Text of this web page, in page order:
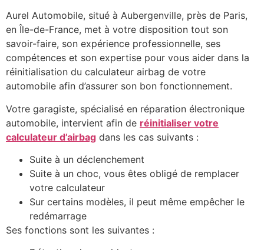
Aurel Automobile, situé à Aubergenville, près de Paris,
en Île-de-France, met à votre disposition tout son
savoir-faire, son expérience professionnelle, ses
compétences et son expertise pour vous aider dans la
réinitialisation du calculateur airbag de votre
automobile afin d’assurer son bon fonctionnement.
Votre garagiste, spécialisé en réparation électronique
automobile, intervient afin de réinitialiser votre
calculateur d’airbag dans les cas suivants :
Suite à un déclenchement
Suite à un choc, vous êtes obligé de remplacer
votre calculateur
Sur certains modèles, il peut même empêcher le
redémarrage
Ses fonctions sont les suivantes :